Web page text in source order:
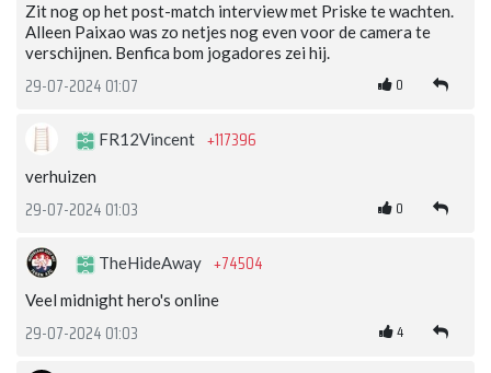
Zit nog op het post-match interview met Priske te wachten.
Alleen Paixao was zo netjes nog even voor de camera te
verschijnen. Benfica bom jogadores zei hij.
29-07-2024 01:07 0
FR12Vincent +117396
verhuizen
29-07-2024 01:03 0
TheHideAway +74504
Veel midnight hero's online
29-07-2024 01:03 4